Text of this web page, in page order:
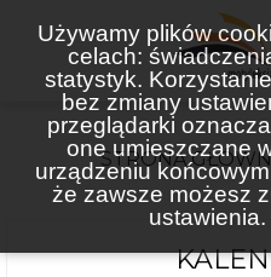
Używamy plików
celach:
statystyk.
bez zmiany
przeglądarki
one umieszczane
urządzeniu
że zawsze możesz
ustawienia.
STRONA